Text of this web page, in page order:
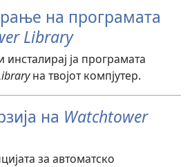
на програмата
Library
инсталирај ја програмата
на твојот компјутер.
на Watchtower
за автоматско